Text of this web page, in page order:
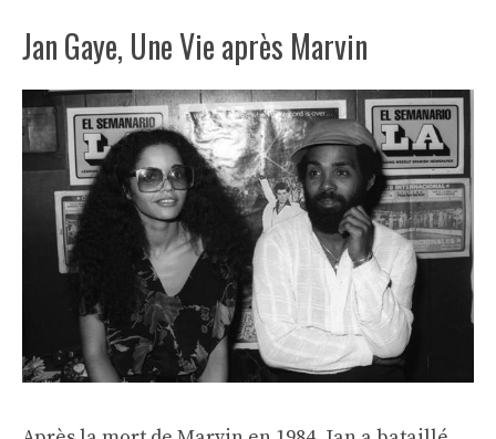
Jan Gaye, Une Vie après Marvin